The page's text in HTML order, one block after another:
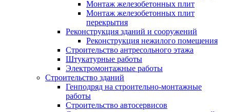
Монтаж железобетонных плит
Монтаж железобетонных плит
перекрытия
Реконструкция зданий и сооружений
Реконструкция нежилого помещения
Строительство антресольного этажа
Штукатурные работы
Электромонтажные работы
Строительство зданий
Генподряд на строительно-монтажные
работы
Строительство автосервисов